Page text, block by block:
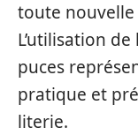
toute nouvelle
L’utilisation
puces
pratique et
literie.